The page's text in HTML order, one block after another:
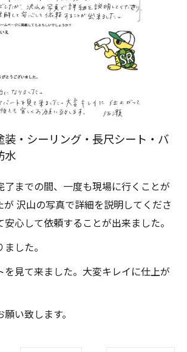
装・シーリング・長尺シート・バ
水
了までの間、一度も現場に行くことが
が 沢山の写真で詳細を説明してくださ
心して依頼することが出来ました。
した。
を見て来ました。大変キレイに仕上が
い致します。